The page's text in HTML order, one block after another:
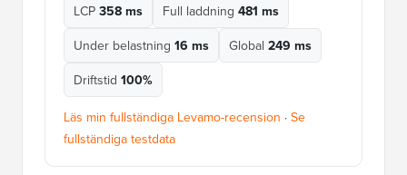
LCP 358 ms Full laddning 481 ms
Under belastning 16 ms Global 249 ms
Driftstid 100%
Läs min fullständiga Levamo-recension · Se
fullständiga testdata